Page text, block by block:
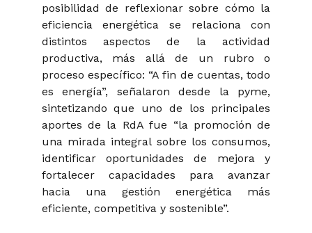
posibilidad de reflexionar sobre cómo la
eficiencia energética se relaciona con
distintos aspectos de la actividad
productiva, más allá de un rubro o
proceso específico: “A fin de cuentas, todo
es energía”, señalaron desde la pyme,
sintetizando que uno de los principales
aportes de la RdA fue “la promoción de
una mirada integral sobre los consumos,
identificar oportunidades de mejora y
fortalecer capacidades para avanzar
hacia una gestión energética más
eficiente, competitiva y sostenible”.